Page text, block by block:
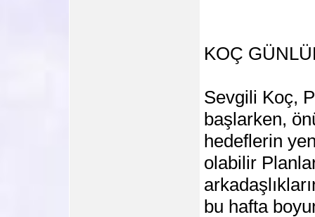
KOÇ
Sevgili Koç,
başlarken,
hedeflerin
olabilir
bu hafta